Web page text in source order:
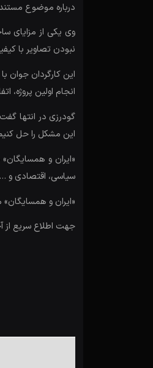
درباره موضوع
وی یکی از مزایای
نبودن تصاویر با
این کارگردان جوان
انجام اولین پروژه،
گودرزی در انتها
این مشکل را حل
سیاسی، اقتصادی و
«ایران و همسایگان» محصول خانه مستند
جهت اطلاع سریع از